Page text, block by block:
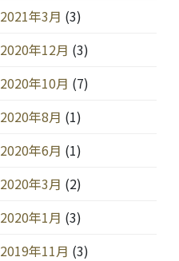
2021年3月 (3)
2020年12月 (3)
2020年10月 (7)
2020年8月 (1)
2020年6月 (1)
2020年3月 (2)
2020年1月 (3)
2019年11月 (3)